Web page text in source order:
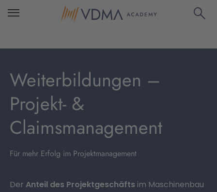
Weiterbildungen –
Projekt- &
Claimsmanagement
Für mehr Erfolg im Projektmanagement
Der Anteil des Projektgeschäfts im Maschinenbau